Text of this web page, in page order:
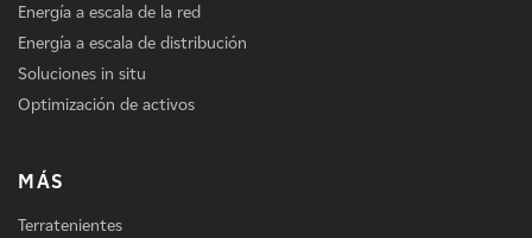
Energía a escala de la red
Energía a escala de distribución
Soluciones in situ
Optimización de activos
MÁS
Terratenientes